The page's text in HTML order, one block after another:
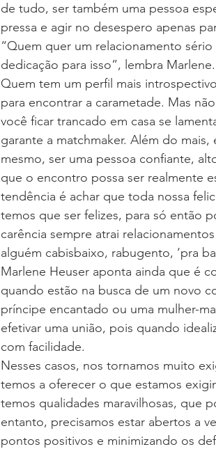
de tudo, ser também uma pessoa
pressa e agir no desespero apenas
“Quem quer um relacionamento
dedicação para isso”, lembra Marlene.
Quem tem um perfil mais
para encontrar a carametade. Mas
você ficar trancado em casa se
garante a matchmaker. Além do
mesmo, ser uma pessoa confiante,
que o encontro possa ser realmente
tendência é achar que toda nossa
temos que ser felizes, para só então
carência sempre atrai
alguém cabisbaixo, rabugento, ‘pra
Marlene Heuser aponta ainda que é
quando estão na busca de um novo
príncipe encantado ou uma mulher-
efetivar uma união, pois quando
com facilidade.
Nesses casos, nos tornamos muito
temos a oferecer o que estamos
temos qualidades maravilhosas, que
entanto, precisamos estar abertos a
pontos positivos e minimizando os